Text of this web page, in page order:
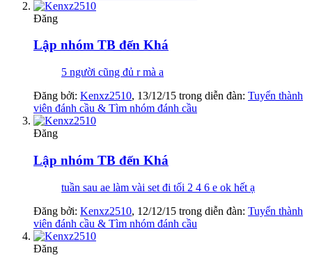
Đăng
Lập nhóm TB đến Khá
5 người cũng đủ r mà a
Đăng bởi: Kenxz2510, 13/12/15 trong diễn đàn: Tuyển thành
viên đánh cầu & Tìm nhóm đánh cầu
Đăng
Lập nhóm TB đến Khá
tuần sau ae làm vài set đi tối 2 4 6 e ok hết ạ
Đăng bởi: Kenxz2510, 12/12/15 trong diễn đàn: Tuyển thành
viên đánh cầu & Tìm nhóm đánh cầu
Đăng